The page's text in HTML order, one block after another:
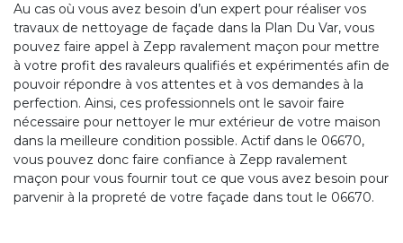
Au cas où vous avez besoin d’un expert pour réaliser vos
travaux de nettoyage de façade dans la Plan Du Var, vous
pouvez faire appel à Zepp ravalement maçon pour mettre
à votre profit des ravaleurs qualifiés et expérimentés afin de
pouvoir répondre à vos attentes et à vos demandes à la
perfection. Ainsi, ces professionnels ont le savoir faire
nécessaire pour nettoyer le mur extérieur de votre maison
dans la meilleure condition possible. Actif dans le 06670,
vous pouvez donc faire confiance à Zepp ravalement
maçon pour vous fournir tout ce que vous avez besoin pour
parvenir à la propreté de votre façade dans tout le 06670.